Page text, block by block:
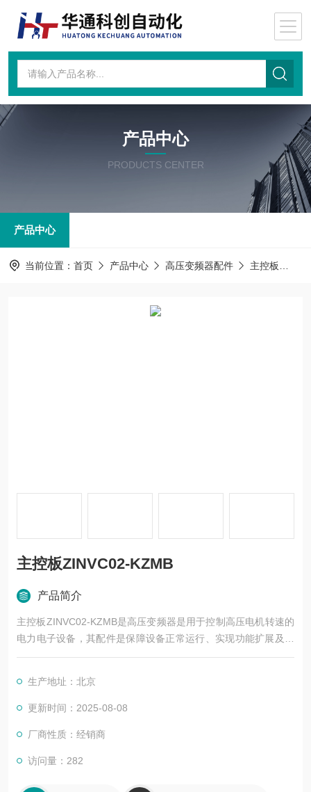
产品中心
PRODUCTS CENTER
产品中心
当前位置： 首页 产品中心 高压变频器配件 主控板
主控板ZINVC02-KZMB
产品简介
主控板ZINVC02-KZMB是高压变频器是用于控制高压电机转速的
电力电子设备，其配件是保障设备正常运行、实现功能扩展及维
护维修的重要组成部分。这些配件种类繁多，涵盖了功率变换、
生产地址：北京
更新时间：2025-08-08
厂商性质：经销商
访问量：282